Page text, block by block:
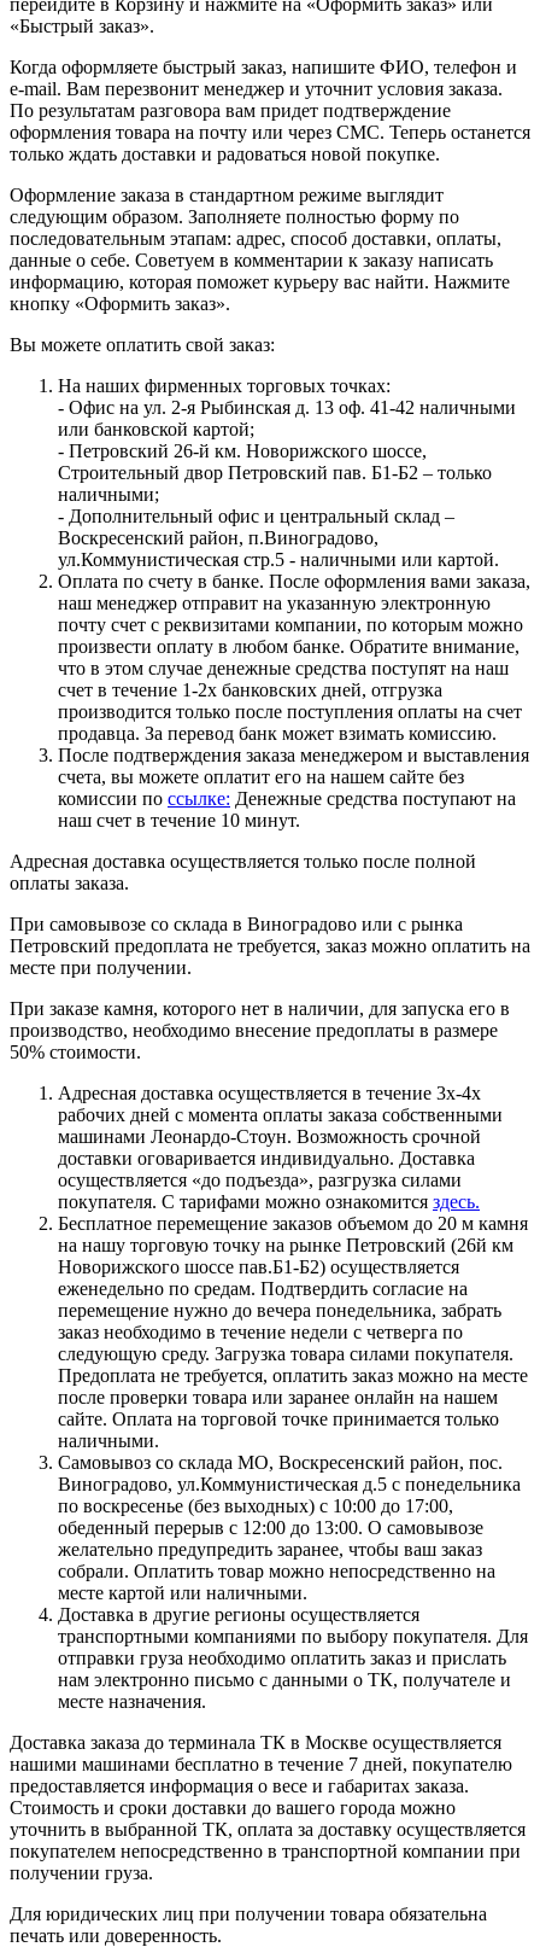
«Быстрый заказ».
Когда оформляете быстрый заказ, напишите ФИО, телефон и
e-mail. Вам перезвонит менеджер и уточнит условия заказа.
По результатам разговора вам придет подтверждение
оформления товара на почту или через СМС. Теперь останется
только ждать доставки и радоваться новой покупке.
Оформление заказа в стандартном режиме выглядит
следующим образом. Заполняете полностью форму по
последовательным этапам: адрес, способ доставки, оплаты,
данные о себе. Советуем в комментарии к заказу написать
информацию, которая поможет курьеру вас найти. Нажмите
кнопку «Оформить заказ».
Вы можете оплатить свой заказ:
На наших фирменных торговых точках:
- Офис на ул. 2-я Рыбинская д. 13 оф. 41-42 наличными
или банковской картой;
- Петровский 26-й км. Новорижского шоссе,
Строительный двор Петровский пав. Б1-Б2 – только
наличными;
- Дополнительный офис и центральный склад –
Воскресенский район, п.Виноградово,
ул.Коммунистическая стр.5 - наличными или картой.
Оплата по счету в банке. После оформления вами заказа,
наш менеджер отправит на указанную электронную
почту счет с реквизитами компании, по которым можно
произвести оплату в любом банке. Обратите внимание,
что в этом случае денежные средства поступят на наш
счет в течение 1-2х банковских дней, отгрузка
производится только после поступления оплаты на счет
продавца. За перевод банк может взимать комиссию.
После подтверждения заказа менеджером и выставления
счета, вы можете оплатит его на нашем сайте без
комиссии по ссылке: Денежные средства поступают на
наш счет в течение 10 минут.
Адресная доставка осуществляется только после полной
оплаты заказа.
При самовывозе со склада в Виноградово или с рынка
Петровский предоплата не требуется, заказ можно оплатить на
месте при получении.
При заказе камня, которого нет в наличии, для запуска его в
производство, необходимо внесение предоплаты в размере
50% стоимости.
Адресная доставка осуществляется в течение 3х-4х
рабочих дней с момента оплаты заказа собственными
машинами Леонардо-Стоун. Возможность срочной
доставки оговаривается индивидуально. Доставка
осуществляется «до подъезда», разгрузка силами
покупателя. С тарифами можно ознакомится здесь.
Бесплатное перемещение заказов объемом до 20 м камня
на нашу торговую точку на рынке Петровский (26й км
Новорижского шоссе пав.Б1-Б2) осуществляется
еженедельно по средам. Подтвердить согласие на
перемещение нужно до вечера понедельника, забрать
заказ необходимо в течение недели с четверга по
следующую среду. Загрузка товара силами покупателя.
Предоплата не требуется, оплатить заказ можно на месте
после проверки товара или заранее онлайн на нашем
сайте. Оплата на торговой точке принимается только
наличными.
Самовывоз со склада МО, Воскресенский район, пос.
Виноградово, ул.Коммунистическая д.5 с понедельника
по воскресенье (без выходных) с 10:00 до 17:00,
обеденный перерыв с 12:00 до 13:00. О самовывозе
желательно предупредить заранее, чтобы ваш заказ
собрали. Оплатить товар можно непосредственно на
месте картой или наличными.
Доставка в другие регионы осуществляется
транспортными компаниями по выбору покупателя. Для
отправки груза необходимо оплатить заказ и прислать
нам электронно письмо с данными о ТК, получателе и
месте назначения.
Доставка заказа до терминала ТК в Москве осуществляется
нашими машинами бесплатно в течение 7 дней, покупателю
предоставляется информация о весе и габаритах заказа.
Стоимость и сроки доставки до вашего города можно
уточнить в выбранной ТК, оплата за доставку осуществляется
покупателем непосредственно в транспортной компании при
получении груза.
Для юридических лиц при получении товара обязательна
печать или доверенность.